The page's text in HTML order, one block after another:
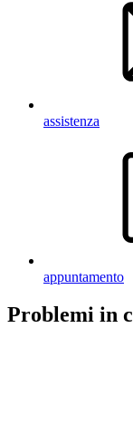
assistenza
appuntamento
Problemi in